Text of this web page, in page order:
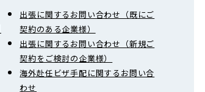
出張に関するお問い合わせ（既にご
契約のある企業様）
出張に関するお問い合わせ（新規ご
契約をご検討の企業様）
海外赴任ビザ手配に関するお問い合
わせ